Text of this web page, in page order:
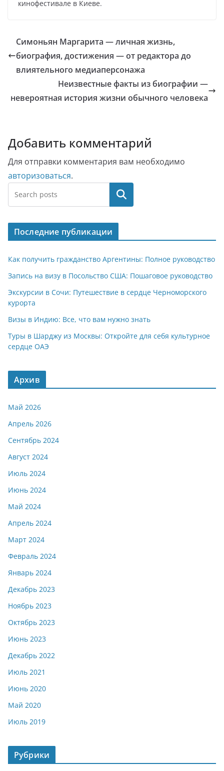
кинофестивале в Киеве.
Симоньян Маргарита — личная жизнь,
биография, достижения — от редактора до
влиятельного медиаперсонажа
Неизвестные факты из биографии —
невероятная история жизни обычного человека
Добавить комментарий
Для отправки комментария вам необходимо
авторизоваться.
Поиск
Последние публикации
Как получить гражданство Аргентины: Полное руководство
Запись на визу в Посольство США: Пошаговое руководство
Экскурсии в Сочи: Путешествие в сердце Черноморского
курорта
Визы в Индию: Все, что вам нужно знать
Туры в Шарджу из Москвы: Откройте для себя культурное
сердце ОАЭ
Архив
Май 2026
Апрель 2026
Сентябрь 2024
Август 2024
Июль 2024
Июнь 2024
Май 2024
Апрель 2024
Март 2024
Февраль 2024
Январь 2024
Декабрь 2023
Ноябрь 2023
Октябрь 2023
Июнь 2023
Декабрь 2022
Июль 2021
Июнь 2020
Май 2020
Июль 2019
Рубрики